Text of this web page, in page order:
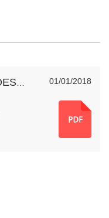
01/01/2018